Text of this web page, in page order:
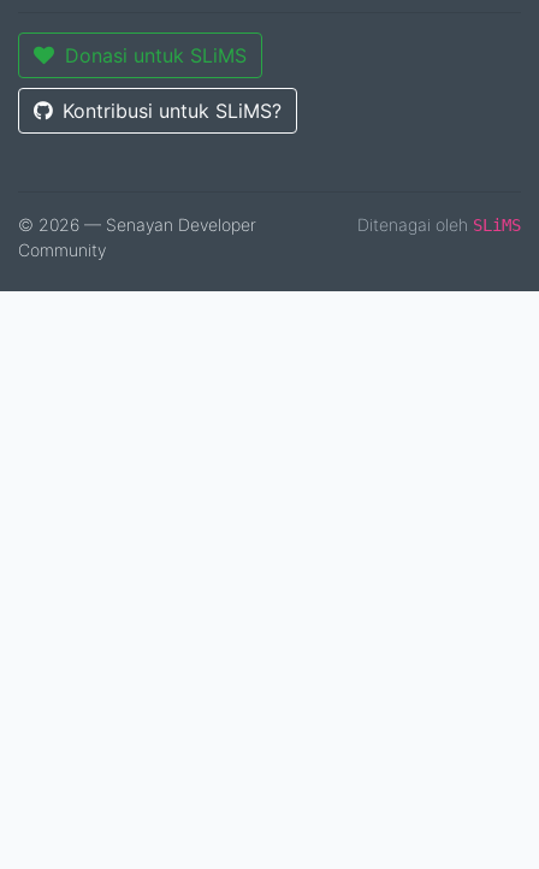
Donasi untuk SLiMS
Kontribusi untuk SLiMS?
© 2026 — Senayan Developer
Community
Ditenagai oleh SLiMS